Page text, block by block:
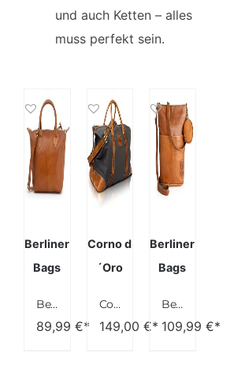
und auch Ketten – alles
muss perfekt sein.
Berliner
Bags
Berliner Bags Vintage Schultertasche Louise, Umhängetasche aus Leder, Handtasche für Frauen – Braun
89,99 €*
Corno d
´Oro
Corno d´Oro Premium Canvas Weekender Herren Groß 50L / Handgefertigte Leichte Reisetasche Damen Leder Vintage mit breitem Schultergurt/Handgepäck Tasche für Flugzeug
149,00 €*
Berliner
Bags
Berliner Bags Vintage Schultertasche Sofia, Umhängetasche mit 2 Riemen aus Leder, Handtasche für Frauen – Braun
109,99€*